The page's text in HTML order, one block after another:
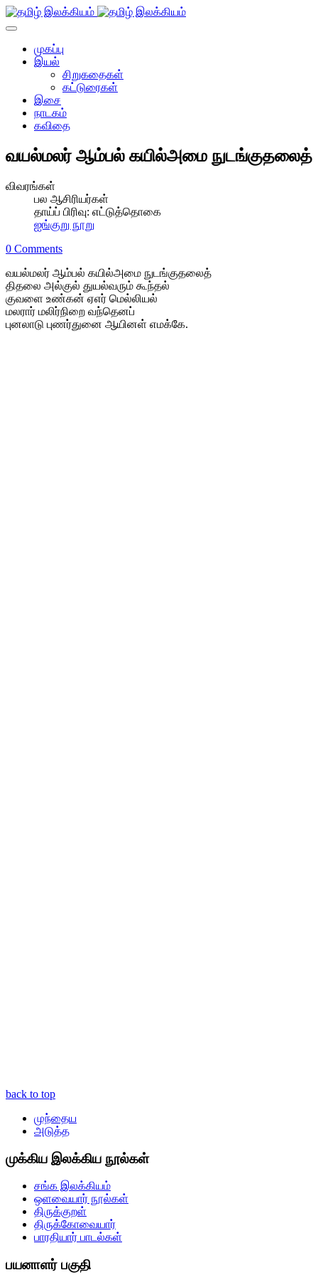
முகப்பு
இயல்
சிறுகதைகள்
கட்டுரைகள்
இசை
நாடகம்
கவிதை
வயல்மலர் ஆம்பல் கயில்அமை நுடங்குதலைத்
விவரங்கள்
பல ஆசிரியர்கள்
தாய்ப் பிரிவு: எட்டுத்தொகை
ஐங்குறு நூறு
0 Comments
வயல்மலர் ஆம்பல் கயில்அமை நுடங்குதலைத்
திதலை அல்குல் துயல்வரும் கூந்தல்
குவளை உண்கன் ஏஎர் மெல்லியல்
மலரார் மலிர்நிறை வந்தெனப்
புனலாடு புணர்துனை ஆயினள் எமக்கே.
back to top
முந்தைய
அடுத்த
முக்கிய இலக்கிய நூல்கள்
சங்க இலக்கியம்
ஒளவையார் நூல்கள்
திருக்குறள்
திருக்கோவையார்
பாரதியார் பாடல்கள்
பயனாளர் பகுதி